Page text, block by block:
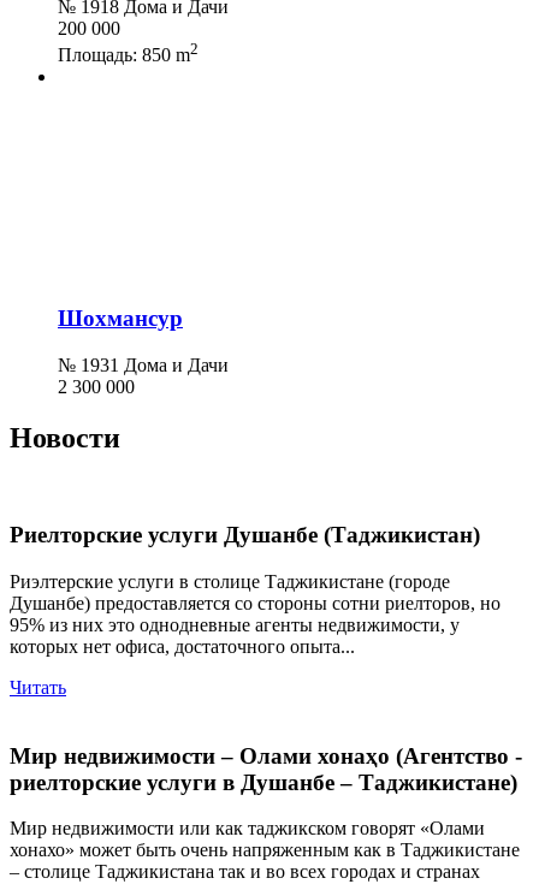
№ 1918 Дома и Дачи
200 000
Площадь: 850 m2
Шохмансур
№ 1931 Дома и Дачи
2 300 000
Новости
Риелторские услуги Душанбе (Таджикистан)
Риэлтерские услуги в столице Таджикистане (городе
Душанбе) предоставляется со стороны сотни риелторов, но
95% из них это однодневные агенты недвижимости, у
которых нет офиса, достаточного опыта...
Читать
Мир недвижимости – Олами хонаҳо (Агентство -
риелторские услуги в Душанбе – Таджикистане)
Мир недвижимости или как таджикском говорят «Олами
хонахо» может быть очень напряженным как в Таджикистане
– столице Таджикистана так и во всех городах и странах